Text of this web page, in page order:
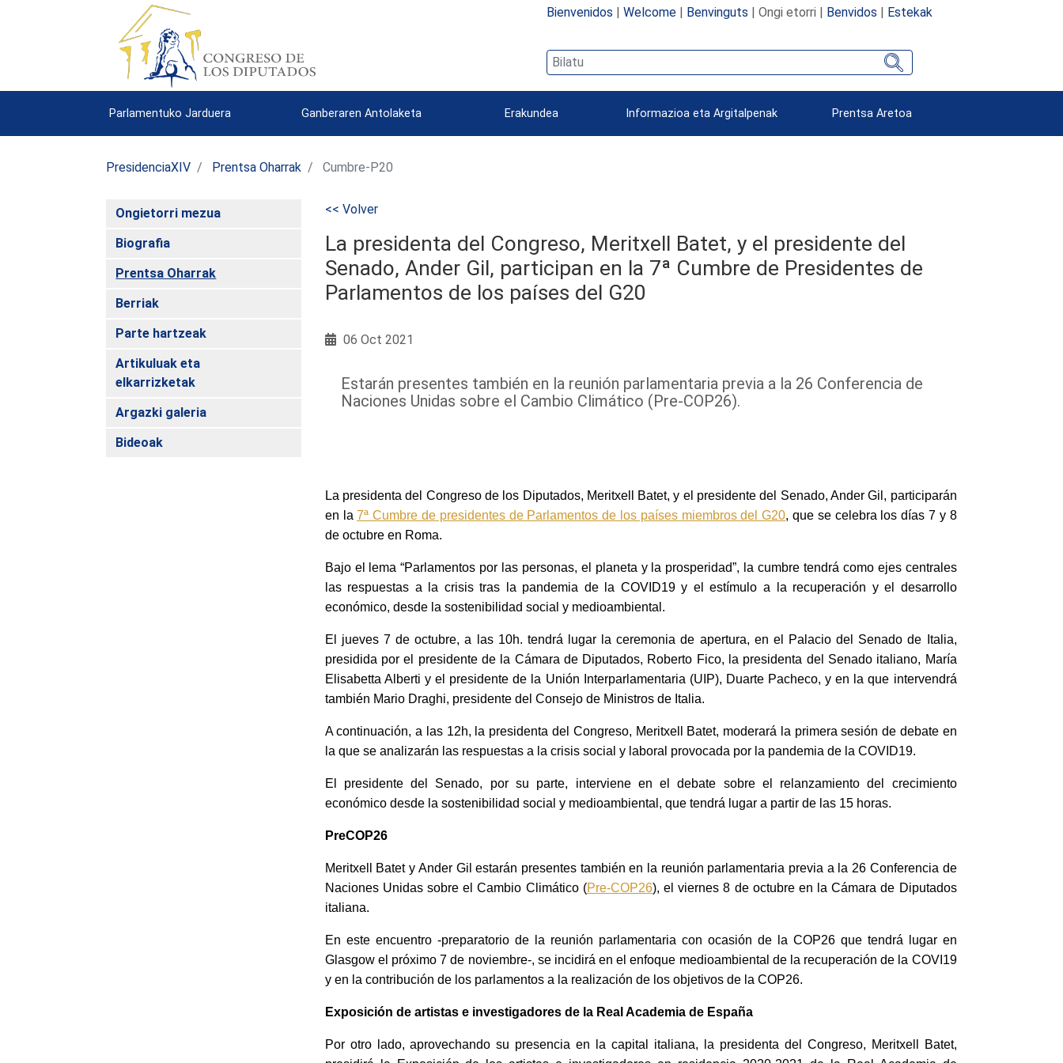
Bienvenidos | Welcome| Benvinguts | Ongi etorri | Benvidos | Estekak
Parlamentuko Jarduera Ganberaren Antolaketa Erakundea Informazioa eta Argitalpenak Prentsa Aretoa
PresidenciaXIV Prentsa Oharrak Cumbre-P20
Ongietorri mezua
Biografia
Prentsa Oharrak
Berriak
Parte hartzeak
Artikuluak eta
elkarrizketak
Argazki galeria
Bideoak
<< Volver
La presidenta del Congreso, Meritxell Batet, y el presidente del
Senado, Ander Gil, participan en la 7ª Cumbre de Presidentes de
Parlamentos de los países del G20
06 Oct 2021
Estarán presentes también en la reunión parlamentaria previa a la 26 Conferencia de
Naciones Unidas sobre el Cambio Climático (Pre-COP26).
La presidenta del Congreso de los Diputados, Meritxell Batet, y el presidente del Senado, Ander Gil, participarán
en la7ª Cumbre de presidentes de Parlamentos de los países miembros del G20, que se celebra los días 7 y 8
de octubre en Roma.
Bajo el lema “Parlamentos por las personas, el planeta y la prosperidad”, la cumbre tendrá como ejes centrales
las respuestas a la crisis tras la pandemia de la COVID19 y el estímulo a la recuperación y el desarrollo
económico, desde la sostenibilidad social y medioambiental.
El jueves 7 de octubre, a las 10h. tendrá lugar la ceremonia de apertura, en el Palacio del Senado de Italia,
presidida por el presidente de la Cámara de Diputados, Roberto Fico, la presidenta del Senado italiano, María
Elisabetta Alberti y el presidente de la Unión Interparlamentaria (UIP), Duarte Pacheco, y en la que intervendrá
también Mario Draghi, presidente del Consejo de Ministros de Italia.
A continuación, a las 12h, la presidenta del Congreso, Meritxell Batet, moderará la primera sesión de debate en
la que se analizarán las respuestas a la crisis social y laboral provocada por la pandemia de la COVID19.
El presidente del Senado, por su parte, interviene en el debate sobre el relanzamiento del crecimiento
económico desde la sostenibilidad social y medioambiental, que tendrá lugar a partir de las 15 horas.
PreCOP26
Meritxell Batet y Ander Gil estarán presentes también en la reunión parlamentaria previa a la 26 Conferencia de
Naciones Unidas sobre el Cambio Climático (Pre-COP26), el viernes 8 de octubre en la Cámara de Diputados
italiana.
En este encuentro -preparatorio de la reunión parlamentaria con ocasión de la COP26 que tendrá lugar en
Glasgow el próximo 7 de noviembre-, se incidirá en el enfoque medioambiental de la recuperación de la COVI19
y en la contribución de los parlamentos a la realización de los objetivos de la COP26.
Exposición de artistas e investigadores de la Real Academia de España
Por otro lado, aprovechando su presencia en la capital italiana, la presidenta del Congreso, Meritxell Batet,